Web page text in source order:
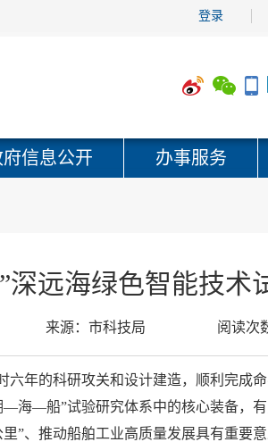
登录
信息公开 办事服务
深远海绿色智能技术
来源： 市科技局 阅读次
六年的科研攻关和设计建造，顺利完成
—船”试验研究体系中的核心装备，
”、推动船舶工业高质量发展具有重要意